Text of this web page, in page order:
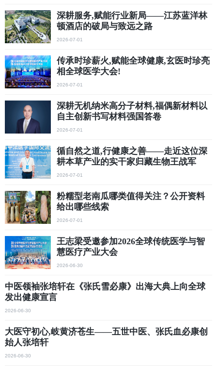
深耕服务,赋能行业新局——江苏蓝洋林
顿酒店的破局与致远之路
2026-07-01
传承时珍薪火,赋能全球健康,玄医时珍亮
相全球医学大会!
2026-07-01
深耕无机纳米高分子材料,福偶新材料以
自主创新书写材料强国答卷
2026-07-01
循自然之道,行健康之善——走近这位深
耕本草产业的实干家归藏生物王战军
2026-07-01
粉糯型老南瓜哪类值得关注？公开资料
给出哪些线索
2026-07-01
​王志梁受邀参加2026全球传统医学与智
慧医疗产业大会
2026-06-30
中医领袖张培轩在《张氏雪必康》出海大典上向全球
发出健康宣言
2026-06-30
大医守初心,岐黄济苍生——五世中医、张氏血必康创
始人张培轩
2026-06-30